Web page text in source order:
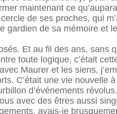
maintenant ce
de ses proches, qui
gardien de sa mémoire et
Et au fil des ans, sans
toute logique, c’était
Maurer et les siens,
C’était une vie nouvelle à
d’événements
avec des êtres aussi
avais-je